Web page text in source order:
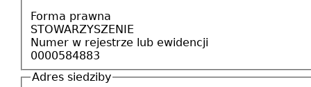
Forma prawna
STOWARZYSZENIE
Numer w rejestrze lub ewidencji
0000584883
Adres siedziby